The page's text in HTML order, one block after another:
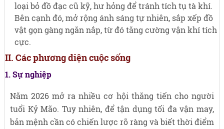
loại bỏ đồ đạc cũ kỹ, hư hỏng để tránh tích tụ tà khí.
Bên cạnh đó, mở rộng ánh sáng tự nhiên, sắp xếp đồ
vật gọn gàng ngăn nắp, từ đó tăng cường vận khí tích
cực.
II. Các phương diện cuộc sống
1. Sự nghiệp
Năm 2026 mở ra nhiều cơ hội thăng tiến cho người
tuổi Kỷ Mão. Tuy nhiên, để tận dụng tối đa vận may,
bản mệnh cần có chiến lược rõ ràng và biết thời điểm